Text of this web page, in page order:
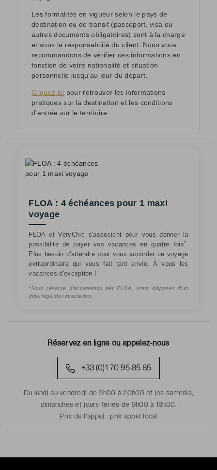
Réservez en ligne ou appelez-nous
+33 (0)1 70 95 85 85
Du lundi au vendredi de 9h00 à 20h00 et les samedis,
dimanches et jours fériés de 9h00 à 18h00.
Prix de l'appel :prix appel local
Les formalités en vigueur selon le pays de
destination ou de transit (passeport, visa ou
autres documents obligatoires) sont à la charge
et sous la responsabilité du client. Nous vous
recommandons de vérifier ces informations en
fonction de votre nationalité et situation
personnelle jusqu'au jour du départ.
Cliquez ici pour retrouver les informations
pratiques sur la destination et les conditions
d'entrée sur le territoire.
FLOA : 4 échéances pour 1 maxi
voyage
FLOA et VeryChic s'associent pour vous donner la
possibilité de payer vos vacances en quatre fois*
Plus besoin d'attendre pour vous accorder ce voyage
extraordinaire qui vous fait tant envie. À vous les
vacances d'exception !
*Sous réserve d’acceptation par FLOA. Vous disposez d’un
délai légal de rétractation.